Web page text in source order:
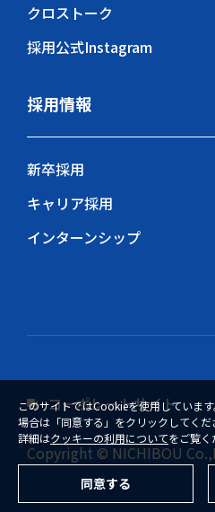
クロストーク
採用公式Instagram
採用情報
新卒採用
キャリア採用
インターンシップ
コーポレートサイト
Copyright © NICHIBOU
このサイトではCookieを使用していま
場合は「同意する」をクリックしてくだ
詳細はクッキーの利用についてをご覧く
同意する